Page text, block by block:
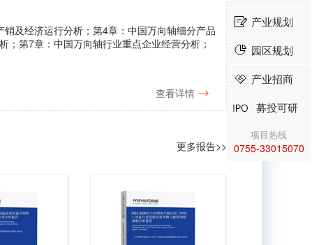
及经济运行分析；第4章：中国万向轴细分产品
第7章：中国万向轴行业重点企业经营分析；
查看详情
更多报告>>
产业规划
园区规划
产业招商
募投可研
项目热线
0755-33015070